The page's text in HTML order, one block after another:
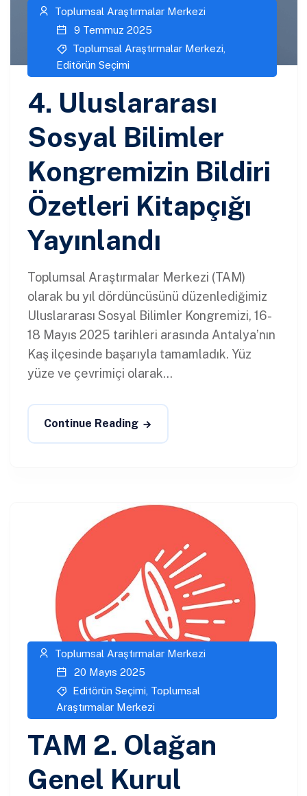
Toplumsal Araştırmalar Merkezi
9 Temmuz 2025
Toplumsal Araştırmalar Merkezi
Editörün Seçimi
4. Uluslararası
Sosyal Bilimler
Kongremizin Bildiri
Özetleri Kitapçığı
Yayınlandı
Toplumsal Araştırmalar Merkezi (TAM)
olarak bu yıl dördüncüsünü düzenlediğimiz
Uluslararası Sosyal Bilimler Kongremizi, 16-
18 Mayıs 2025 tarihleri arasında Antalya’nın
Kaş ilçesinde başarıyla tamamladık. Yüz
yüze ve çevrimiçi olarak...
Continue Reading
Toplumsal Araştırmalar Merkezi
20 Mayıs 2025
Editörün Seçimi Toplumsal
Araştırmalar Merkezi
TAM 2. Olağan
Genel Kurul